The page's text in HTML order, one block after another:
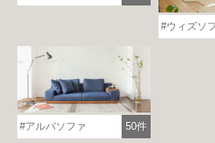
ウィズソ
アルバソファ 50件